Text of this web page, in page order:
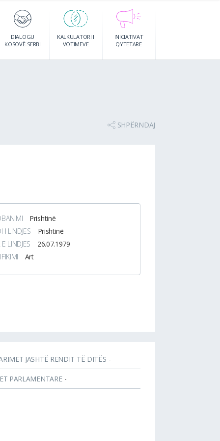
DIALOGU
KOSOVË-SERBI
KALKULATORI I
VOTIMEVE
INICIATIVAT
QYTETARE
SHPËRNDAJ
Prishtinë
I LINDJES
Prishtinë
LINDJES
26.07.1979
Art
JASHTË RENDIT TË DITËS -
PARLAMENTARE -